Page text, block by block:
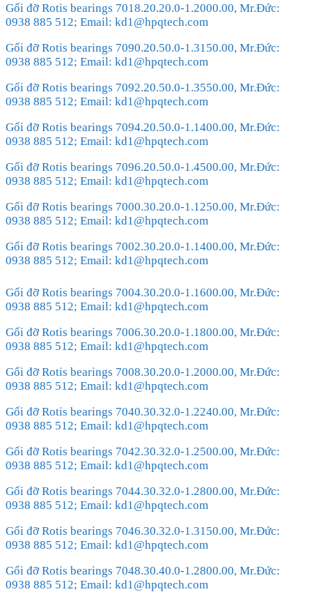
Gối đỡ Rotis bearings 7018.20.20.0-1.2000.00, Mr.Đức:
0938 885 512; Email: kd1@hpqtech.com
Gối đỡ Rotis bearings 7090.20.50.0-1.3150.00, Mr.Đức:
0938 885 512; Email: kd1@hpqtech.com
Gối đỡ Rotis bearings 7092.20.50.0-1.3550.00, Mr.Đức:
0938 885 512; Email: kd1@hpqtech.com
Gối đỡ Rotis bearings 7094.20.50.0-1.1400.00, Mr.Đức:
0938 885 512; Email: kd1@hpqtech.com
Gối đỡ Rotis bearings 7096.20.50.0-1.4500.00, Mr.Đức:
0938 885 512; Email: kd1@hpqtech.com
Gối đỡ Rotis bearings 7000.30.20.0-1.1250.00, Mr.Đức:
0938 885 512; Email: kd1@hpqtech.com
Gối đỡ Rotis bearings 7002.30.20.0-1.1400.00, Mr.Đức:
0938 885 512; Email: kd1@hpqtech.com
Gối đỡ Rotis bearings 7004.30.20.0-1.1600.00, Mr.Đức:
0938 885 512; Email: kd1@hpqtech.com
Gối đỡ Rotis bearings 7006.30.20.0-1.1800.00, Mr.Đức:
0938 885 512; Email: kd1@hpqtech.com
Gối đỡ Rotis bearings 7008.30.20.0-1.2000.00, Mr.Đức:
0938 885 512; Email: kd1@hpqtech.com
Gối đỡ Rotis bearings 7040.30.32.0-1.2240.00, Mr.Đức:
0938 885 512; Email: kd1@hpqtech.com
Gối đỡ Rotis bearings 7042.30.32.0-1.2500.00, Mr.Đức:
0938 885 512; Email: kd1@hpqtech.com
Gối đỡ Rotis bearings 7044.30.32.0-1.2800.00, Mr.Đức:
0938 885 512; Email: kd1@hpqtech.com
Gối đỡ Rotis bearings 7046.30.32.0-1.3150.00, Mr.Đức:
0938 885 512; Email: kd1@hpqtech.com
Gối đỡ Rotis bearings 7048.30.40.0-1.2800.00, Mr.Đức:
0938 885 512; Email: kd1@hpqtech.com